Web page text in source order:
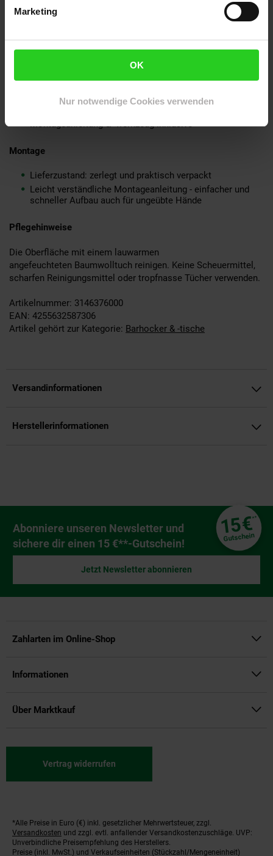
Marketing
OK
Nur notwendige Cookies verwenden
Material
Ein Bartisch ohne Dekoration
Montageanleitung & -werkzeug inklusive
Montage
Lieferzustand: zerlegt und praktisch verpackt
Leicht verständliche Montageanleitung - einfacher und
schneller Aufbau auch für ungeübte Hände
Pflegehinweise
Die Oberfläche mit einem lauwarmen
angefeuchteten Baumwolltuch reinigen. Keine Scheuermittel,
scharfen Reinigungsmittel oder tropfnasse Tücher verwenden.
Artikelnummer: 3146376000
EAN: 4255632587306
Artikel gehört zur Kategorie: Barhocker & -tische
Versandinformationen
Herstellerinformationen
Newsletter Anmeldung
Abonniere unseren Newsletter und
sichere dir einen 15 €**-Gutschein!
15€**
Gutschein
Jetzt Newsletter abonnieren
Zahlarten im Online-Shop
Informationen
Über Marktkauf
Vertrag widerrufen
Fußnoten
*Alle Preise in Euro (€) inkl. gesetzlicher Mehrwertsteuer, zzgl.
Versandkosten und zzgl. evtl. anfallender Versandkostenzuschläge. UVP:
Unverbindliche Preisempfehlung des Herstellers.
Preise (inkl. MwSt.) und Verkaufseinheiten (Stückzahl/Mengeneinheit)